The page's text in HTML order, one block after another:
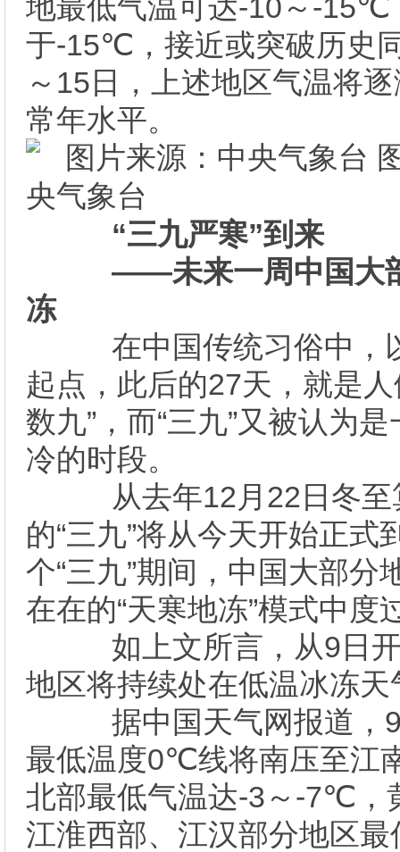
地最低气温可达-10～-15℃
于-15℃，接近或突破历史
～15日，上述地区气温将
常年水平。
央气象台
“三九严寒”到来
――未来一周中国大
冻
在中国传统习俗中，
起点，此后的27天，就是
数九”，而“三九”又被认为
冷的时段。
从去年12月22日冬至
的“三九”将从今天开始正式
个“三九”期间，中国大部分
在在的“天寒地冻”模式中度
如上文所言，从9日开
地区将持续处在低温冰冻天
据中国天气网报道，9
最低温度0℃线将南压至江
北部最低气温达-3～-7℃，
江淮西部、江汉部分地区最